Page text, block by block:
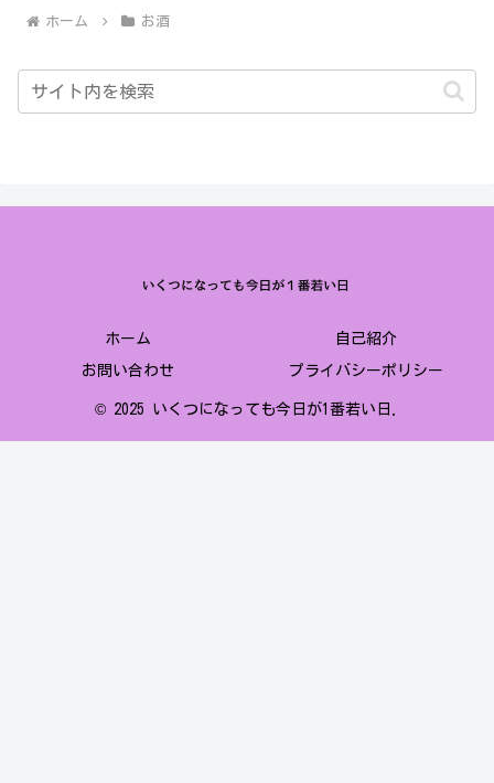
ホーム お酒
ホーム 自己紹介
お問い合わせ プライバシーポリシー
© 2025 いくつになっても今日が1番若い日.